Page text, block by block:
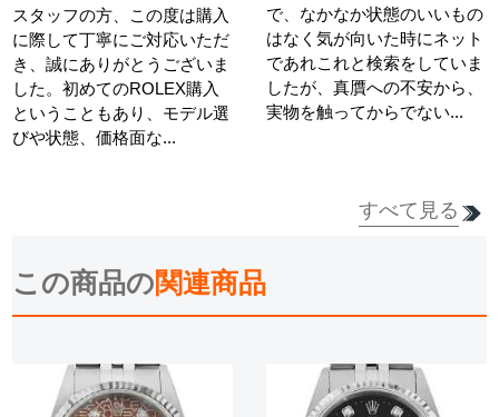
スタッフの方、この度は購入
に際して丁寧にご対応いただ
き、誠にありがとうございま
した。初めてのROLEX購入
ということもあり、モデル選
びや状態、価格面な...
で、なかなか状態のいいもの
はなく気が向いた時にネット
であれこれと検索をしていま
したが、真贋への不安から、
実物を触ってからでない...
詳細を見る
すべて見る
この商品の関連商品